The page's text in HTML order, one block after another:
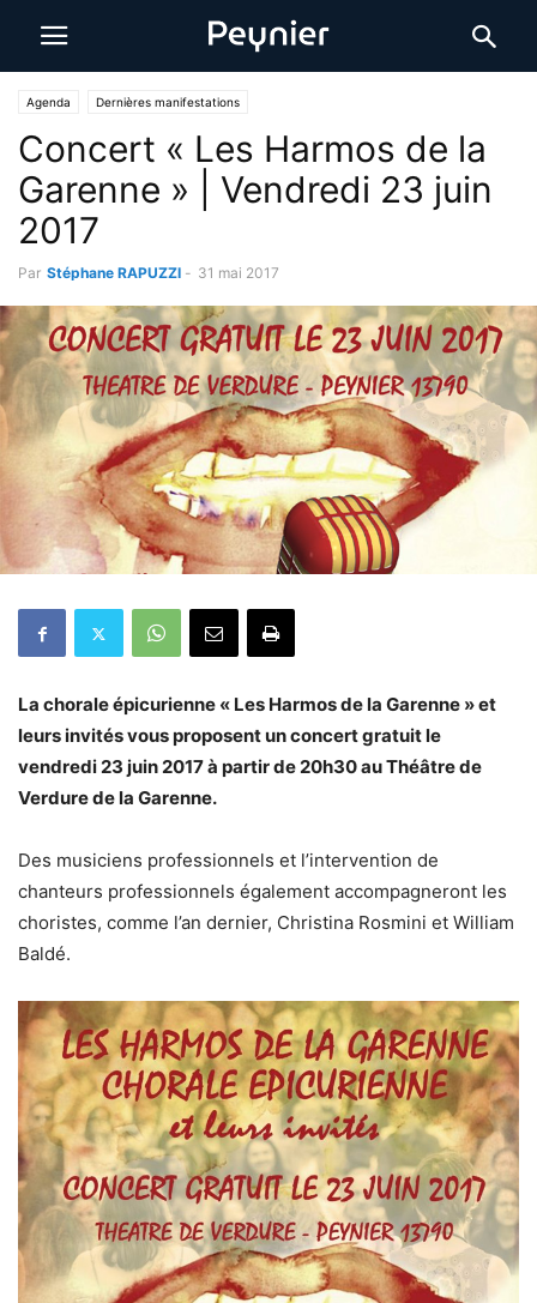
Agenda Dernières manifestations
Concert « Les Harmos de la
Garenne » | Vendredi 23 juin
2017
Par Stéphane RAPUZZI - 31 mai 2017
La chorale épicurienne « Les Harmos de la Garenne » et
leurs invités vous proposent un concert gratuit le
vendredi 23 juin 2017 à partir de 20h30 au Théâtre de
Verdure de la Garenne.
Des musiciens professionnels et l’intervention de
chanteurs professionnels également accompagneront les
choristes, comme l’an dernier, Christina Rosmini et William
Baldé.